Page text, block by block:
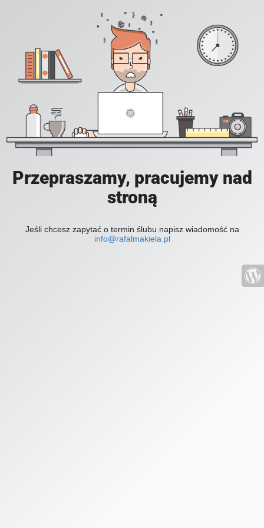
Przepraszamy, pracujemy nad
stroną
Jeśli chcesz zapytać o termin ślubu napisz wiadomość na
info@rafalmakiela.pl